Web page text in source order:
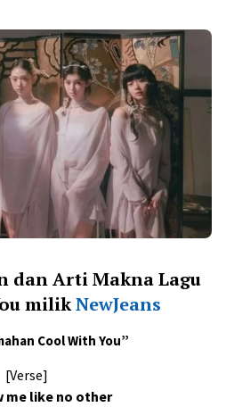
dan Arti Makna Lagu
milikNewJeans
Cool With You”
[Verse]
me like no other